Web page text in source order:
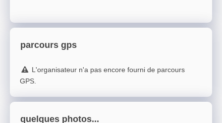
parcours gps
L'organisateur n'a pas encore fourni de parcours
GPS.
quelques photos...